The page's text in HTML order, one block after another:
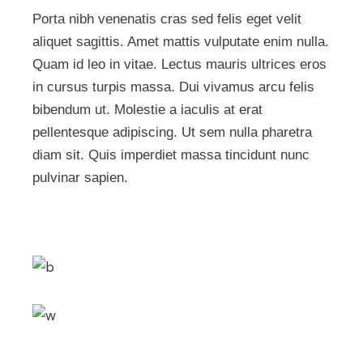
Porta nibh venenatis cras sed felis eget velit
aliquet sagittis. Amet mattis vulputate enim nulla.
Quam id leo in vitae. Lectus mauris ultrices eros
in cursus turpis massa. Dui vivamus arcu felis
bibendum ut. Molestie a iaculis at erat
pellentesque adipiscing. Ut sem nulla pharetra
diam sit. Quis imperdiet massa tincidunt nunc
pulvinar sapien.